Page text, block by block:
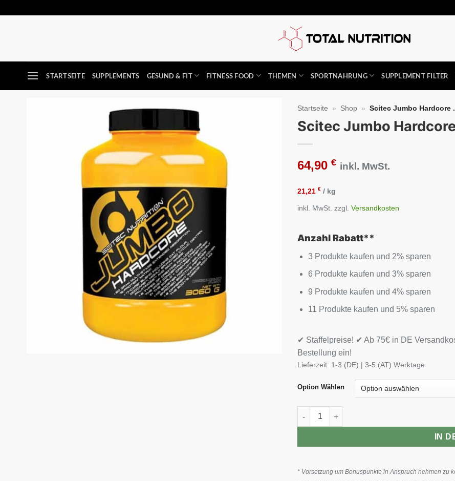
STARTSEITE SUPPLEMENTS GESUND & FIT FITNESS FOOD THEMEN SPORTNAHRUNG SUPPLEMENT FILTER
Startseite » Shop » Scitec Jumbo Hardcore
Scitec Jumbo
64,90€ inkl. MwSt.
21,21€ / kg
inkl. MwSt. zzgl.Versandkosten
Anzahl Rabatt**
3 Produkte kaufen und 2% sparen
6 Produkte kaufen und 3% sparen
9 Produkte kaufen und 4% sparen
11 Produkte kaufen und 5% sparen
✔ Staffelpreise! ✔ Ab 75€ in DE
Bestellung ein!
Lieferzeit: 1-3 (DE) | 3-5 (AT) Werktage
Option Wählen
Scitec Jumbo Hardcore 3060g Menge
IN
* Vorsetzung um Bonuspunkte in Anspruch nehmen zu